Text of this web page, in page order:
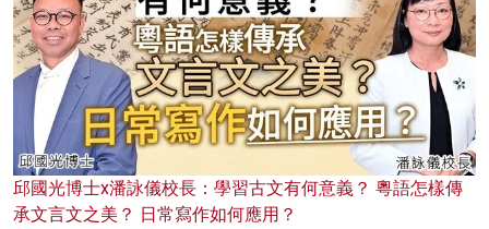
邱國光博士x潘詠儀校長：學習古文有何意義？ 粵語怎樣傳
承文言文之美？ 日常寫作如何應用？